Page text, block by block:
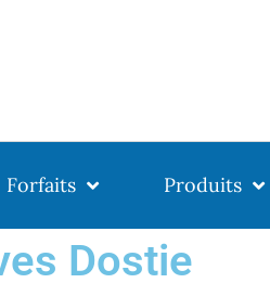
Forfaits Produits
Dostie